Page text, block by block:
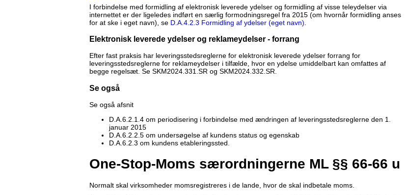
I forbindelse med formidling af elektronisk leverede ydelser og formidling af visse teleydelser via
internettet er der ligeledes indført en særlig formodningsregel fra 2015 (om hvornår formidling anses
for at ske i eget navn), se D.A.4.2.3 Formidling af ydelser (eget navn)
Elektronisk leverede ydelser og reklameydelser - forrang
Efter fast praksis har leveringsstedsreglerne for elektronisk leverede ydelser forrang for
leveringsstedsreglerne for reklameydelser i tilfælde, hvor en ydelse umiddelbart kan omfattes af
begge regelsæt. Se SKM2024.331.SR og SKM2024.332.SR.
Se også
Se også afsnit
D.A.6.2.1.4 om periodisering i forbindelse med ændringen af leveringsstedsreglerne den 1.
januar 2015
D.A.6.2.2.5 om undersøgelse af kundens status og egenskab
D.A.6.2.3 om kundens etableringssted.
One-Stop-Moms særordningerne ML §§ 66-66 u
Normalt skal virksomheder momsregistreres i de lande, hvor de skal indbetale moms.